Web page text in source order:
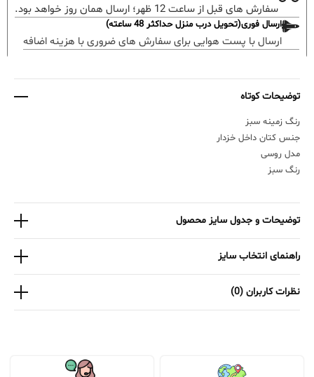
سفارش های قبل از ساعت 12 ظهر؛ ارسال همان روز خواهد بود.
ارسال فوری(تحویل درب منزل حداکثر 48 ساعته)
ارسال با پست هوایی برای سفارش های ضروری با هزینه اضافه
توضیحات کوتاه
رنگ زمینه سبز
جنس کتان داخل خزدار
مدل روسی
رنگ سبز
توضیحات و جدول سایز محصول
راهنمای انتخاب سایز
نظرات کاربران (0)